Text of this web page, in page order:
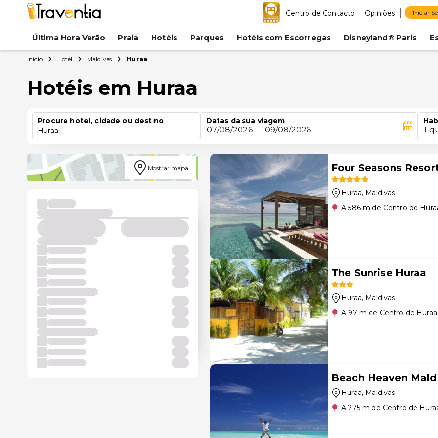
Centro de Contacto Opiniões Iniciar
Última Hora Verão Praia Hotéis Parques Hotéis com Escorregas Disneyland® Paris
Início Hotel Maldivas Huraa
Hotéis em Huraa
Procure hotel, cidade ou destino
Huraa
Datas da sua viagem
07/08/2026 09/08/2026 1
Mostrar mapa Four Seasons
Huraa, Maldivas
A 586 m de Centro de
The Sunrise Huraa
Huraa, Maldivas
A 97 m de Centro de Huraa
Beach Heaven
Huraa, Maldivas
A 275 m de Centro de